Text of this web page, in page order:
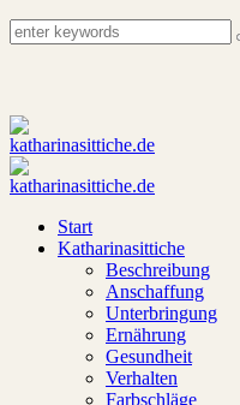
Start
Katharinasittiche
Beschreibung
Anschaffung
Unterbringung
Ernährung
Gesundheit
Verhalten
Farbschläge